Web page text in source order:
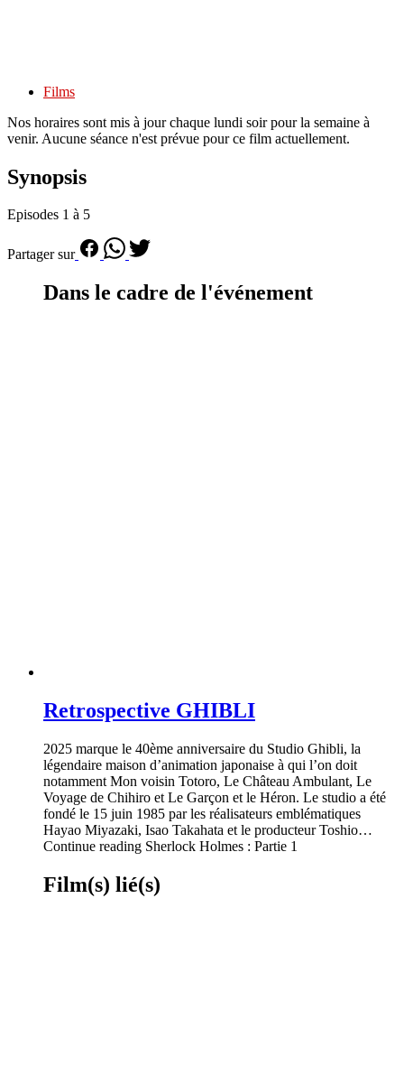
Films
Nos horaires sont mis à jour chaque lundi soir pour la semaine à
venir. Aucune séance n'est prévue pour ce film actuellement.
Synopsis
Episodes 1 à 5
Partager sur
Dans le cadre de l'événement
Retrospective GHIBLI
2025 marque le 40ème anniversaire du Studio Ghibli, la
légendaire maison d’animation japonaise à qui l’on doit
notamment Mon voisin Totoro, Le Château Ambulant, Le
Voyage de Chihiro et Le Garçon et le Héron. Le studio a été
fondé le 15 juin 1985 par les réalisateurs emblématiques
Hayao Miyazaki, Isao Takahata et le producteur Toshio…
Continue reading Sherlock Holmes : Partie 1
Film(s) lié(s)